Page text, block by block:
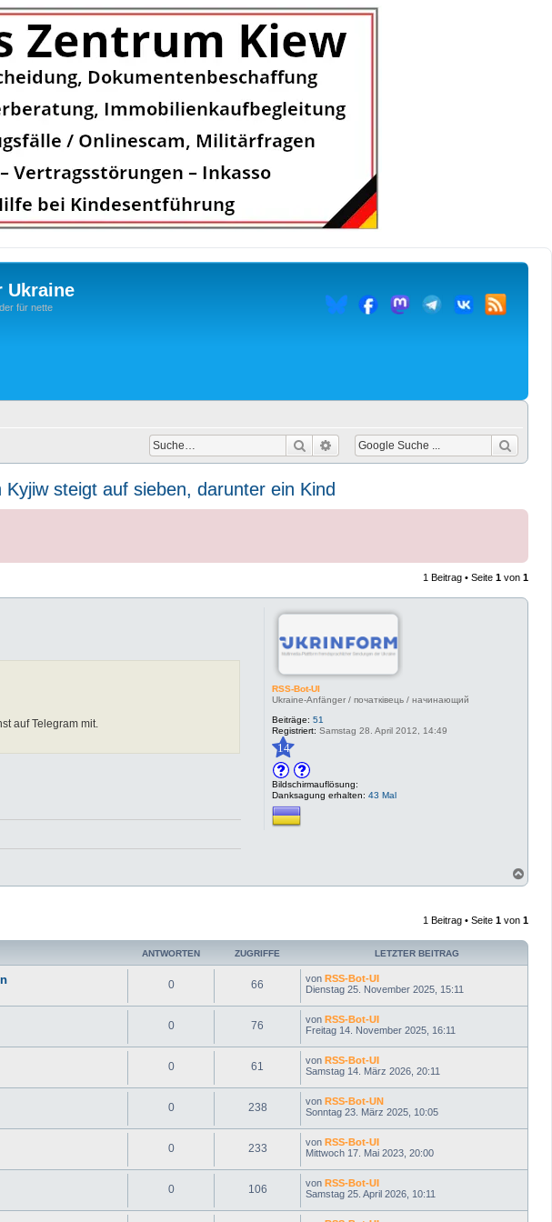
Ukraine
für nette
Suche Erweiterte Suche
steigt auf sieben, darunter ein Kind
1 Beitrag • Seite 1 von 1
RSS-Bot-UI
Ukraine-Anfänger / початківець / начинающий
Beiträge: 51
Registriert: Samstag 28. April 2012, 14:49
14
Bildschirmauflösung:
Danksagung erhalten: 43 Mal
auf Telegram mit.
a
o
e
1 Beitrag • Seite 1 von 1
ANTWORTEN ZUGRIFFE LETZTER BEITRAG
0 66 von RSS-Bot-UI
Dienstag 25. November 2025, 15:11
0 76 von RSS-Bot-UI
Freitag 14. November 2025, 16:11
0 61 von RSS-Bot-UI
Samstag 14. März 2026, 20:11
0 238 von RSS-Bot-UN
Sonntag 23. März 2025, 10:05
0 233 von RSS-Bot-UI
Mittwoch 17. Mai 2023, 20:00
0 106 von RSS-Bot-UI
Samstag 25. April 2026, 10:11